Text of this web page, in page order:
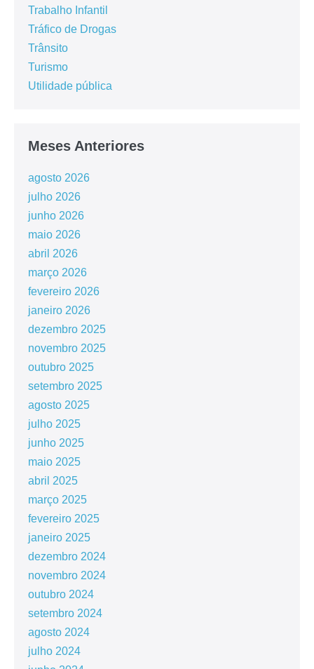
Trabalho Infantil
Tráfico de Drogas
Trânsito
Turismo
Utilidade pública
Meses Anteriores
agosto 2026
julho 2026
junho 2026
maio 2026
abril 2026
março 2026
fevereiro 2026
janeiro 2026
dezembro 2025
novembro 2025
outubro 2025
setembro 2025
agosto 2025
julho 2025
junho 2025
maio 2025
abril 2025
março 2025
fevereiro 2025
janeiro 2025
dezembro 2024
novembro 2024
outubro 2024
setembro 2024
agosto 2024
julho 2024